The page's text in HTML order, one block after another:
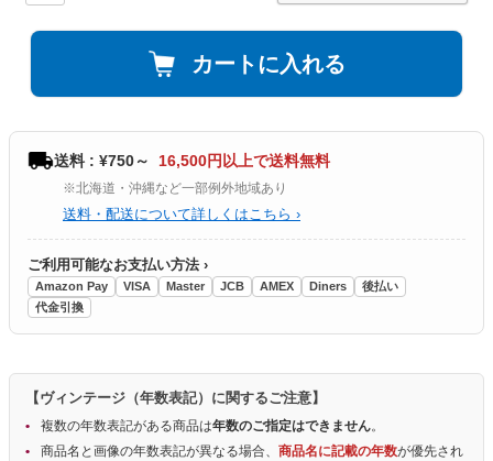
カートに入れる
送料 : ¥750～ 16,500円以上で送料無料
※北海道・沖縄など一部例外地域あり
送料・配送について詳しくはこちら ›
ご利用可能なお支払い方法 ›
Amazon Pay VISA Master JCB AMEX Diners
後払い
代金引換
【ヴィンテージ（年数表記）に関するご注意】
複数の年数表記がある商品は年数のご指定はできません。
商品名と画像の年数表記が異なる場合、 商品名に記載の年数が優先され